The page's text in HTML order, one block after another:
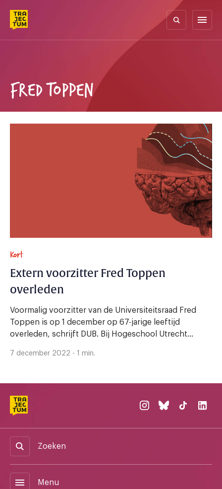
content
menu
FRED TOPPEN
Kort
Extern voorzitter Fred Toppen
overleden
Voormalig voorzitter van de Universiteitsraad Fred
Toppen is op 1 december op 67-jarige leeftijd
overleden, schrijft DUB. Bij Hogeschool Utrecht...
7 december 2022 - 1 min.
Zoeken
menu Menu